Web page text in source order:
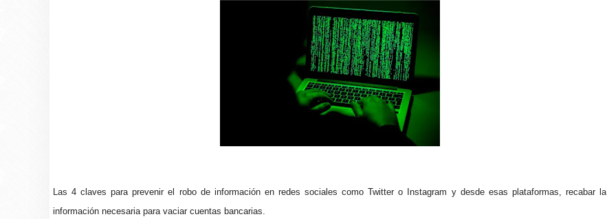
Las 4 claves para prevenir el robo de información en redes sociales como Twitter o Instagram y desde esas plataformas, recabar la
información necesaria para vaciar cuentas bancarias.